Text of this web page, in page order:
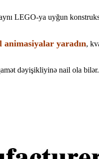
LEGO-ya uyğun
animasiyalar yaradın,
dəyişikliyinə nail ola